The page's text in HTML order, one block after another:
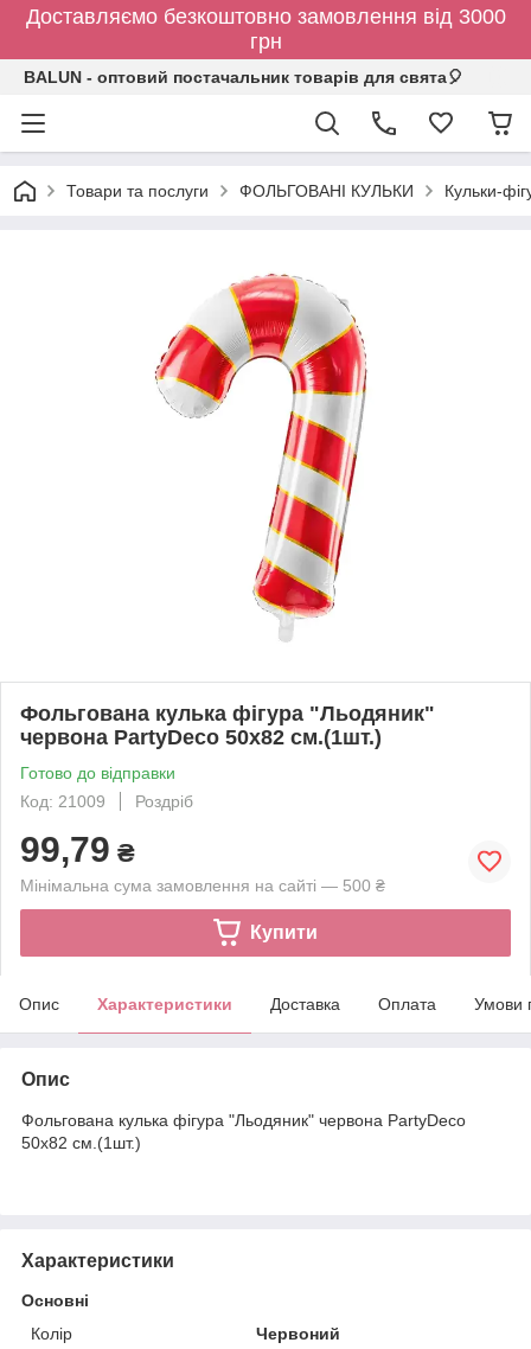
Доставляємо безкоштовно замовлення від 3000
грн
BALUN - оптовий постачальник товарів для свята🎈
Товари та послуги ФОЛЬГОВАНІ КУЛЬКИ Кульки-
Фольгована кулька фігура "Льодяник"
червона PartyDeco 50х82 см.(1шт.)
Готово до відправки
Код: 21009
Роздріб
99,79 ₴
Мінімальна сума замовлення на сайті — 500 ₴
Купити
Опис Характеристики Доставка Оплата Умови
Опис
Фольгована кулька фігура "Льодяник" червона PartyDeco
50х82 см.(1шт.)
Характеристики
Основні
Колір
Червоний